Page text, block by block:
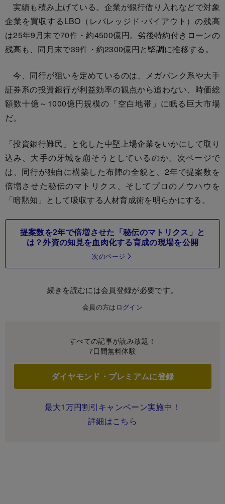
実績も積み上げている。企業が銀行借り入れなどで対象
企業を買収するLBO（レバレッジド･バイアウト）の残高
は25年9月末で70件・約4500億円。劣後特約付きローンの
残高も、同月末で39件・約2300億円と堅調に推移する。
今、同行が狙いを定めているのは、メガバンク系や大手
証券系の投資銀行が利益効率の観点から追わない、時価総
額数十億～1000億円規模の「空白地帯」に眠る巨大市場
だ。
「投資銀行難民」と化した中堅上場企業をいかにして取り
込み、大手の牙城を崩そうとしているのか。次ページで
は、同行が独自に構築した布陣の全貌と、2年で提案数を
倍増させた秘伝のマトリクス、そしてプロのノウハウを
「暗黙知」として吸収する人材育成術を明らかにする。
提案数を2年で倍増させた「秘伝のマトリクス」と
は？外資の知見を血肉化する育成の現場を公開
次のページ
続きを読むには会員登録が必要です。
会員の方は ログイン
すべての記事が読み放題！
7日間無料体験
ダイヤモンド・プレミアムに登録
最大1万円割引キャンペーン実施中！
詳細はこちら